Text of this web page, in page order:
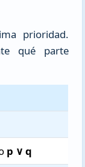
prioridad.
qué parte
p ∨ q